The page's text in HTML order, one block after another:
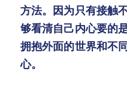
方法。因为只有接触
够看清自己内心要的
拥抱外面的世界和不
心。